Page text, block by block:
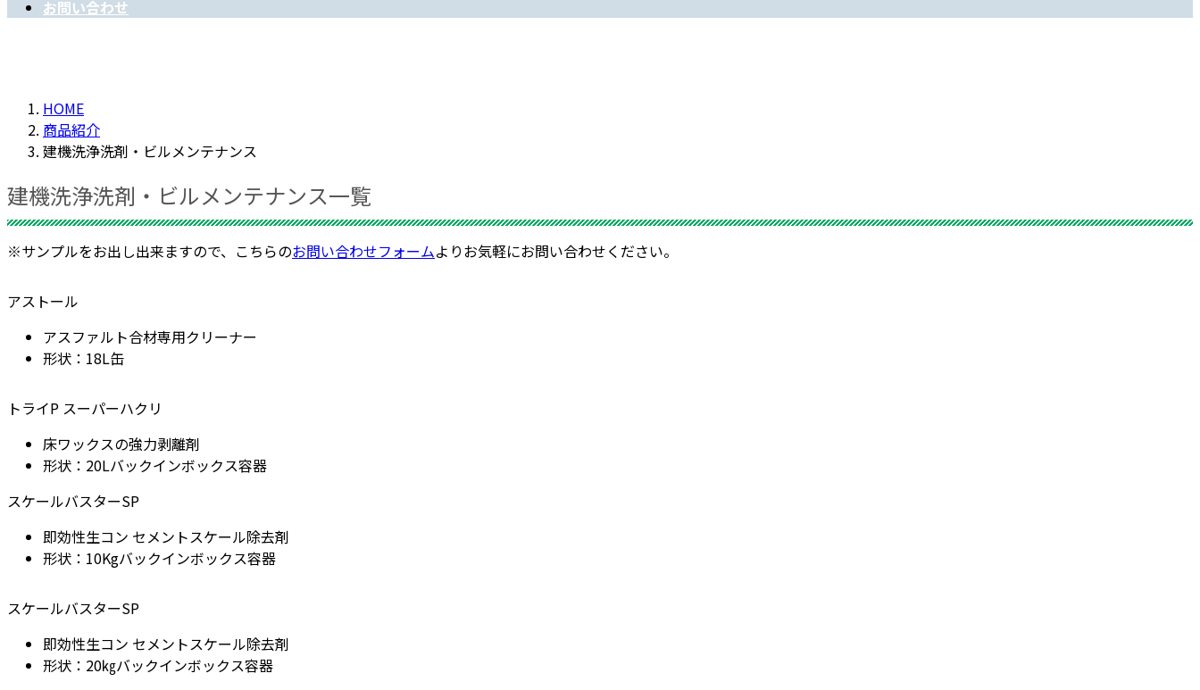
お問い合わせ
HOME
商品紹介
建機洗浄洗剤・ビルメンテナンス
建機洗浄洗剤・ビルメンテナンス一覧
※サンプルをお出し出来ますので、こちらのお問い合わせフォームよりお気軽にお問い合わせください。
アストール
アスファルト合材専用クリーナー
形状：18L缶
トライP スーパーハクリ
床ワックスの強力剥離剤
形状：20Lバックインボックス容器
スケールバスターSP
即効性生コン セメントスケール除去剤
形状：10Kgバックインボックス容器
スケールバスターSP
即効性生コン セメントスケール除去剤
形状：20㎏バックインボックス容器